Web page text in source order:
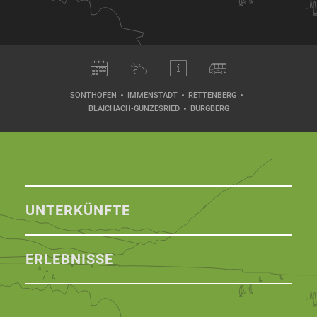
SONTHOFEN IMMENSTADT
RETTENBERG
BLAICHACH-GUNZESRIED
BURGBERG
UNTERKÜNFTE
ERLEBNISSE